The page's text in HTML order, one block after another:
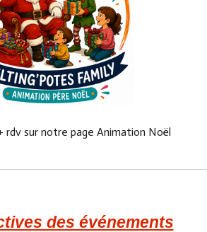
rdv sur notre page Animation Noël
des événements